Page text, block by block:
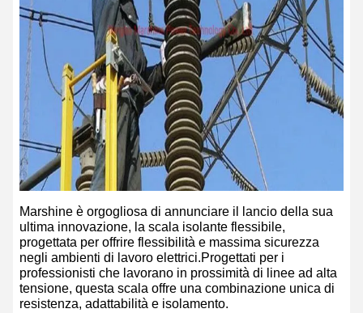
Marshine è orgogliosa di annunciare il lancio della sua
ultima innovazione, la scala isolante flessibile,
progettata per offrire flessibilità e massima sicurezza
negli ambienti di lavoro elettrici.Progettati per i
professionisti che lavorano in prossimità di linee ad alta
tensione, questa scala offre una combinazione unica di
resistenza, adattabilità e isolamento.